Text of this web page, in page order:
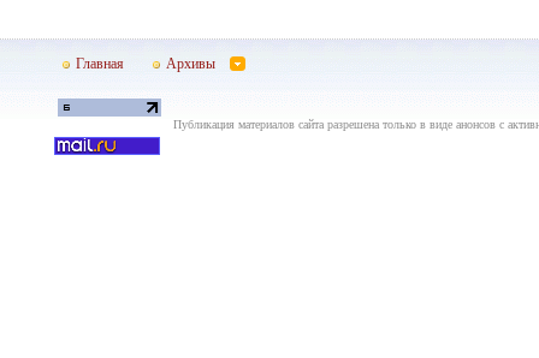
Главная Архивы
Публикация материалов сайта разрешена только в виде анонсов с